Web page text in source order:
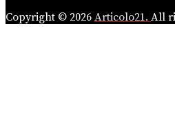
Copyright © 2026 Articolo21. All